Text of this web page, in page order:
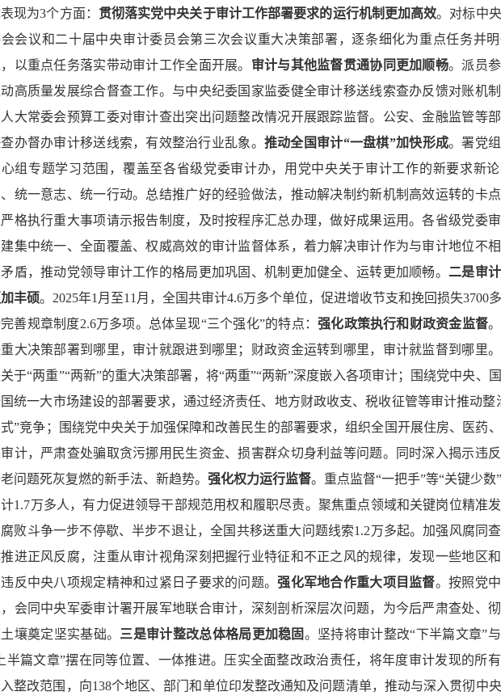
现为3个方面： 贯彻落实党中央关于审计工作部署要求的运行机制更加高效。对标中
会议和二十届中央审计委员会第三次会议重大决策部署，逐条细化为重点任务并
以重点任务落实带动审计工作全面开展。 审计与其他监督贯通协同更加顺畅。派员
高质量发展综合督查工作。与中央纪委国家监委健全审计移送线索查办反馈对账机
大常委会预算工委对审计查出突出问题整改情况开展跟踪监督。公安、金融监管等
办督办审计移送线索，有效整治行业乱象。 推动全国审计“一盘棋”加快形成。署党
组专题学习范围，覆盖至各省级党委审计办，用党中央关于审计工作的新要求新
统一意志、统一行动。总结推广好的经验做法，推动解决制约新机制高效运转的卡
格执行重大事项请示报告制度，及时按程序汇总办理，做好成果运用。各省级党委
集中统一、全面覆盖、权威高效的审计监督体系，着力解决审计作为与审计地位不
盾，推动党领导审计工作的格局更加巩固、机制更加健全、运转更加顺畅。 二是审
丰硕。2025年1月至11月，全国共审计4.6万多个单位，促进增收节支和挽回损失3700
善规章制度2.6万多项。总体呈现“三个强化”的特点：强化政策执行和财政资金监督
大决策部署到哪里，审计就跟进到哪里；财政资金运转到哪里，审计就监督到哪里
于“两重”“两新”的重大决策部署，将“两重”“两新”深度嵌入各项审计；围绕党中央、
统一大市场建设的部署要求，通过经济责任、地方财政收支、税收征管等审计推动整
”竞争；围绕党中央关于加强保障和改善民生的部署要求，组织全国开展住房、医药
计，严肃查处骗取贪污挪用民生资金、损害群众切身利益等问题。同时深入揭示违
问题死灰复燃的新手法、新趋势。 强化权力运行监督。重点监督“一把手”等“关键少数
1.7万多人，有力促进领导干部规范用权和履职尽责。聚焦重点领域和关键岗位精准
败斗争一步不停歇、半步不退让，全国共移送重大问题线索1.2万多起。加强风腐同
进正风反腐，注重从审计视角深刻把握行业特征和不正之风的规律，发现一些地区
反中央八项规定精神和过紧日子要求的问题。强化军地合作重大项目监督。按照党
会同中央军委审计署开展军地联合审计，深刻剖析深层次问题，为今后严肃查处、
壤奠定坚实基础。 三是审计整改总体格局更加稳固。坚持将审计整改“下半篇文章”
半篇文章”摆在同等位置、一体推进。压实全面整改政治责任，将年度审计发现的所
整改范围，向138个地区、部门和单位印发整改通知及问题清单，推动与深入贯彻中